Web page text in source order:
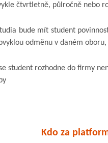
čtvrtletně, půlročně nebo
bude mít student
odměnu v daném
student rozhodne do firmy
Kdo za